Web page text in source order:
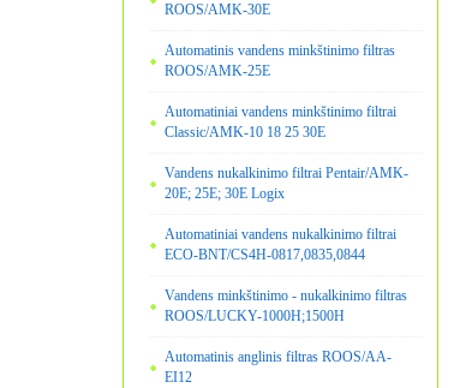
ROOS/AMK-30E
Automatinis vandens minkštinimo filtras
ROOS/AMK-25E
Automatiniai vandens minkštinimo filtrai
Classic/AMK-10 18 25 30E
Vandens nukalkinimo filtrai Pentair/AMK-
20E; 25E; 30E Logix
Automatiniai vandens nukalkinimo filtrai
ECO-BNT/CS4H-0817,0835,0844
Vandens minkštinimo - nukalkinimo filtras
ROOS/LUCKY-1000H;1500H
Automatinis anglinis filtras ROOS/AA-
EI12